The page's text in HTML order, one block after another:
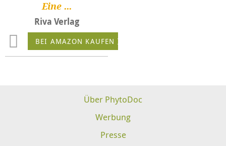
Eine ...
Riva Verlag
BEI AMAZON KAUFEN
Über PhytoDoc
Werbung
Presse